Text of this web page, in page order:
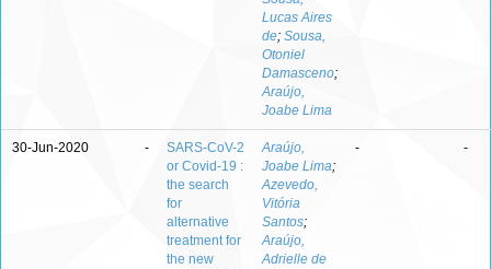
Lucas Aires
de; Sousa,
Otoniel
Damasceno;
Araújo,
Joabe Lima
30-Jun-2020 -
SARS-CoV-2
or Covid-19 :
the search
for
alternative
treatment for
the new
Araújo,
Joabe Lima;
Azevedo,
Vitória
Santos;
Araújo,
Adrielle de
- -